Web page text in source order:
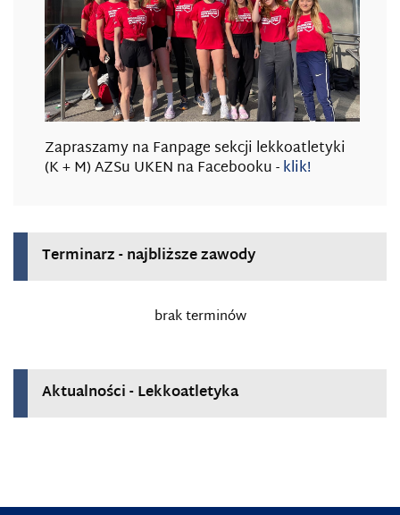
Zapraszamy na Fanpage sekcji lekkoatletyki
(K + M) AZSu UKEN na Facebooku -klik!
Terminarz - najbliższe zawody
brak terminów
Aktualności - Lekkoatletyka